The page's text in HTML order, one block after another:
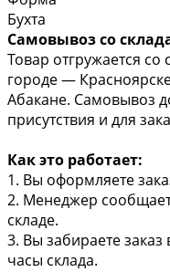
Бухта
Самовывоз со
Товар отгружается
городе —
Абакане. Самовывоз
присутствия и для
Как это работает:
1. Вы оформляете
2. Менеджер
складе.
3. Вы забираете
часы склада.